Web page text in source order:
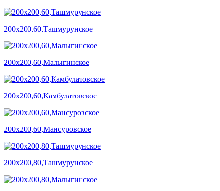
200х200,60,Ташмурунское
200х200,60,Малыгинское
200х200,60,Камбулатовское
200х200,60,Мансуровское
200х200,80,Ташмурунское